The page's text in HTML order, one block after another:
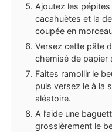
Ajoutez les
cacahuètes et la
coupée en
Versez cette pâte
chemisé de papier
Faites ramollir le
puis versez le à la
aléatoire.
A l’aide une
grossièrement le